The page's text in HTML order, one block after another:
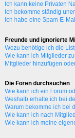
Ich kann keine Privaten
Ich bekomme ständig
Ich habe eine Spam-E-
Freunde und ignorierte
Wozu benötige ich die
Wie kann ich Mitglieder
Mitglieder hinzufügen
Die Foren durchsuchen
Wie kann ich ein Forum
Weshalb erhalte ich bei
Warum bekomme ich bei
Wie kann ich nach
Wie kann ich meine